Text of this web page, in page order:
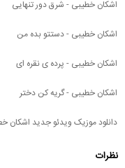
اشکان خطیبی - شرق دور تنهایی
اشکان خطیبی - دستتو بده من
اشکان خطیبی - پرده ی نقره ای
اشکان خطیبی - گریه کن دختر
دانلود موزیک ویدئو جدید
نظرات